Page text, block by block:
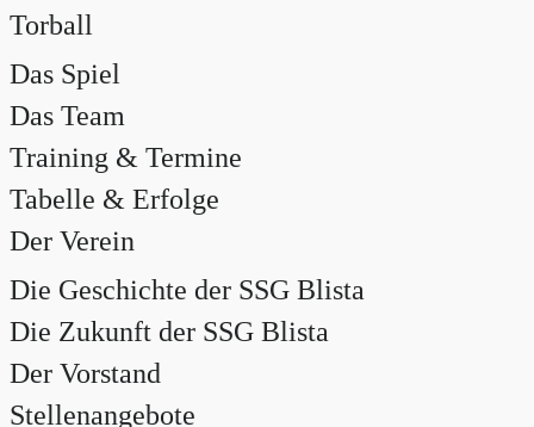
Torball
Das Spiel
Das Team
Training & Termine
Tabelle & Erfolge
Der Verein
Die Geschichte der SSG Blista
Die Zukunft der SSG Blista
Der Vorstand
Stellenangebote